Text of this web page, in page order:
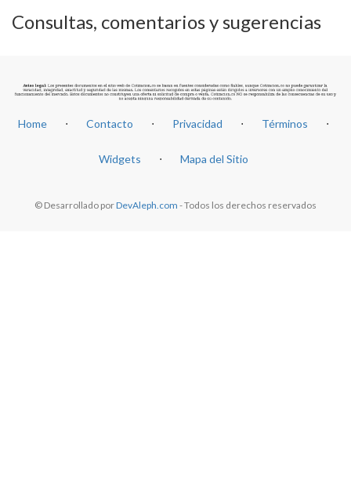
Consultas, comentarios y sugerencias
Home ⋅ Contacto ⋅ Privacidad ⋅ Términos ⋅
Widgets ⋅ Mapa del Sitio
© Desarrollado porDevAleph.com - Todos los derechos reservados